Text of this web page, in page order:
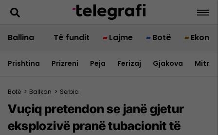
Ballina Të fundit Lajme Botë
Prishtina Prizreni Peja Ferizaj Gjakova
Botë > Ballkan > Serbia
Vuçiq pretendon se janë gjetur
eksplozivë pranë tubacionit të